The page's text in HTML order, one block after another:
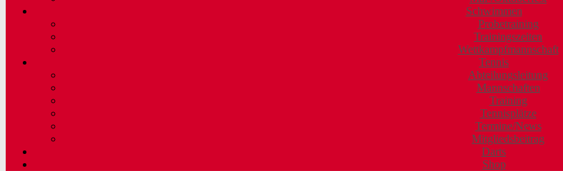
Schwimmen
Probetraining
Trainingszeiten
Wettkampfmannschaft
Tennis
Abteilungsleitung
Mannschaften
Training
Tennisplätze
Termine/News
Mitgliedsbeitrag
Darts
Shop